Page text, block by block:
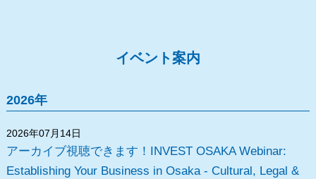
イベント案内
2026年
2026年07月14日
アーカイブ視聴できます！INVEST OSAKA Webinar:
Establishing Your Business in Osaka - Cultural, Legal &